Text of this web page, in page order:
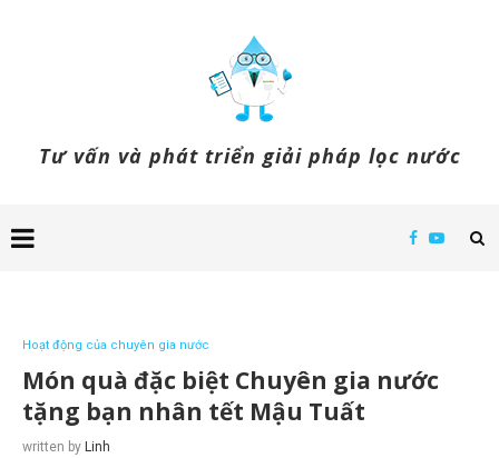
Tư vấn và phát triển giải pháp lọc nước
Hoạt động của chuyên gia nước
Món quà đặc biệt Chuyên gia nước
tặng bạn nhân tết Mậu Tuất
written by Linh